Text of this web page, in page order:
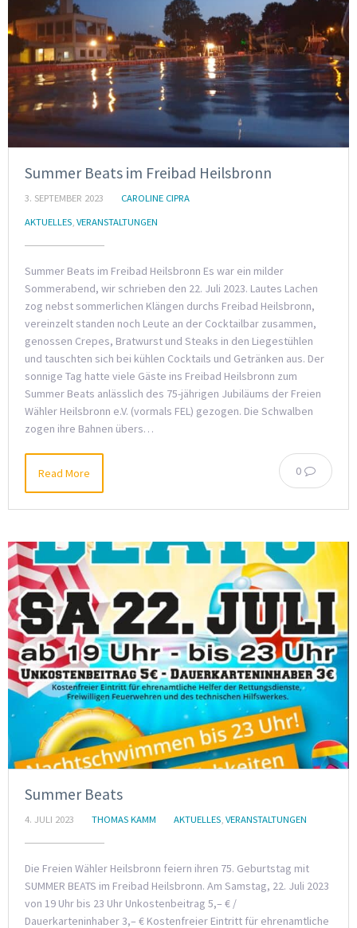
Summer Beats im Freibad Heilsbronn
3. SEPTEMBER 2023
CAROLINE CIPRA
AKTUELLES VERANSTALTUNGEN
Summer Beats im Freibad Heilsbronn Es war ein milder
Sommerabend, wir schrieben den 22. Juli 2023. Lautes Lachen
zog nebst sommerlichen Klängen durchs Freibad Heilsbronn,
vereinzelt standen noch Leute an der Cocktailbar zusammen,
genossen Crepes, Bratwurst und Steaks in den Liegestühlen
und tauschten sich bei kühlen Cocktails und Getränken aus. Der
sonnige Tag hatte viele Gäste ins Freibad Heilsbronn zum
Summer Beats anlässlich des 75-jährigen Jubiläums der Freien
Wähler Heilsbronn e.V. (vormals FEL) gezogen. Die Schwalben
zogen ihre Bahnen übers…
0
Read More
Summer Beats
4. JULI 2023 THOMAS KAMM AKTUELLES VERANSTALTUNGEN
Die Freien Wähler Heilsbronn feiern ihren 75. Geburtstag mit
SUMMER BEATS im Freibad Heilsbronn. Am Samstag, 22. Juli 2023
von 19 Uhr bis 23 Uhr Unkostenbeitrag 5,– € /
Dauerkarteninhaber 3,– € Kostenfreier Eintritt für ehrenamtliche